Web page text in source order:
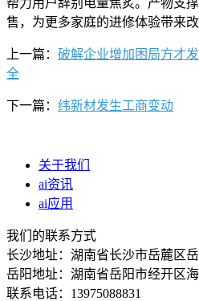
售，为更多家庭的进修体验带来
上一篇： 破解企业增加困局方才
全
下一篇： 纬新材发生工商变动
关于我们
ai资讯
ai应用
我们的联系方式
长沙地址：湖南省长沙市岳麓区
岳阳地址：湖南省岳阳市经开区
联系电话：13975088831